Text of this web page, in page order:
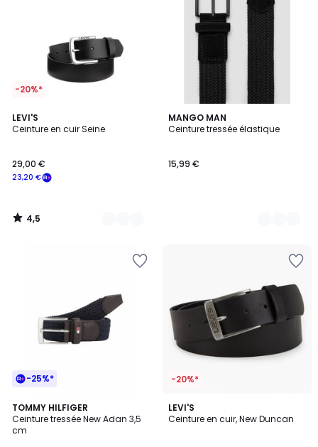
-20%*
LEVI'S
Ceinture en cuir Seine
23,20 €
29,00 €
4,5
/ 5
2
Couleurs
4,5
/
MANGO MAN
Ceinture tressée élastique
15,99 €
4
Couleurs
-25%*
TOMMY HILFIGER
Ceinture tressée New Adan 3,5
cm
5
/
5
-20%*
LEVI'S
Ceinture en cuir, New Duncan
4,4
/ 5